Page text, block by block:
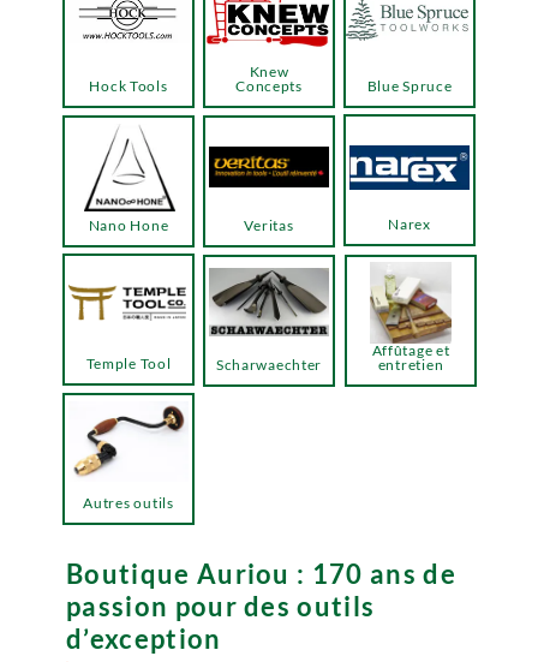
Boutique Auriou : 170 ans de
passion pour des outils
d’exception
Hock Tools
Knew
Concepts
Temple Tool
Blue Spruce
Narex
Veritas
Nano Hone
Autres outils
Scharwaechter
Affûtage et
entretien